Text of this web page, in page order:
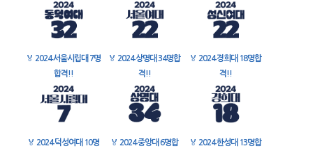
🏅 2024 서울시립대 7명
합격!!
🏅 2024 상명대 34명합
격!!
🏅 2024 경희대 18명합
격!!
🏅 2024 덕성여대 10명
🏅 2024 중앙대 6명합
🏅 2024 한성대 13명합